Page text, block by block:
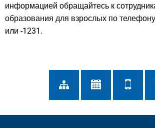
информацией обращайтесь к
образования для взрослых по
или -1231.